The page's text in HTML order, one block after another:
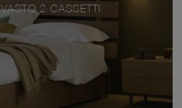
VASTO 2 CASSETTI